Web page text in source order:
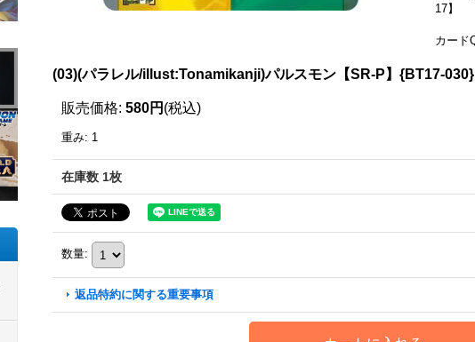
17】
カード
(03)(パラレル/illust:Tonamikanji)パルスモン【SR-P】{BT17-
販売価格: 580円 (税込)
重み: 1
在庫数 1枚
数量:
返品特約に関する重要事項